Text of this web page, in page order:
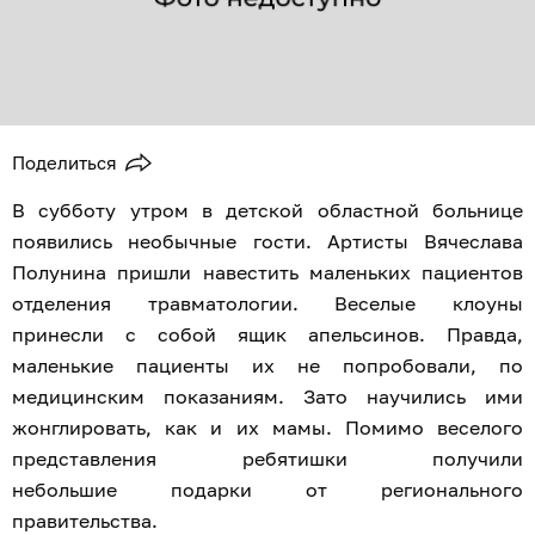
Поделиться
В субботу утром в детской областной больнице
появились необычные гости. Артисты Вячеслава
Полунина пришли навестить маленьких пациентов
отделения травматологии. Веселые клоуны
принесли с собой ящик апельсинов. Правда,
маленькие пациенты их не попробовали, по
медицинским показаниям. Зато научились ими
жонглировать, как и их мамы. Помимо веселого
представления ребятишки получили
небольшие подарки от регионального
правительства.